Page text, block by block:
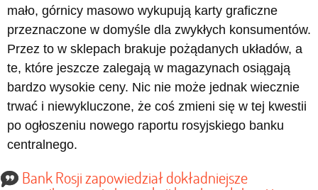
mało, górnicy masowo wykupują karty graficzne
przeznaczone w domyśle dla zwykłych konsumentów.
Przez to w sklepach brakuje pożądanych układów, a
te, które jeszcze zalegają w magazynach osiągają
bardzo wysokie ceny. Nic nie może jednak wiecznie
trwać i niewykluczone, że coś zmieni się w tej kwestii
po ogłoszeniu nowego raportu rosyjskiego banku
centralnego.
Bank Rosji zapowiedział dokładniejsze